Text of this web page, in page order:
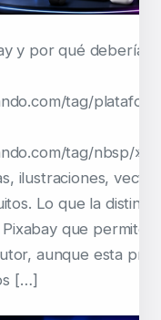
y por qué debería
tag/
tag/nbsp/
ilustraciones,
Lo que la
que permite
aunque esta
[…]